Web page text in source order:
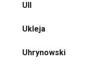
Ull
Ukleja
Uhrynowski